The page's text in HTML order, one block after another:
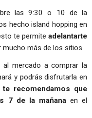
las 9:30 o 10 de la
hecho island hopping en
te permite adelantarte
más de los sitios.
al mercado a comprar la
y podrás disfrutarla en
te recomendamos que
7 de la mañanaen el